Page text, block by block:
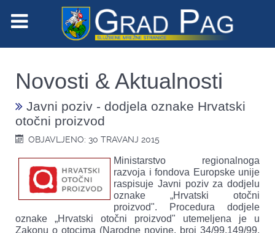
Novosti & Aktualnosti
Javni poziv - dodjela oznake Hrvatski
otočni proizvod
OBJAVLJENO: 30 TRAVANJ 2015
Ministarstvo regionalnoga
razvoja i fondova Europske unije
raspisuje Javni poziv za dodjelu
oznake „Hrvatski otočni
proizvod". Procedura dodjele
oznake „Hrvatski otočni proizvod" utemeljena je u
Zakonu o otocima (Narodne novine, broj 34/99,149/99,